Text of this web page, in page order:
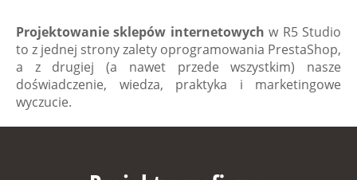
Projektowanie sklepów internetowych w R5 Studio
to z jednej strony zalety oprogramowania PrestaShop,
a z drugiej (a nawet przede wszystkim) nasze
doświadczenie, wiedza, praktyka i marketingowe
wyczucie.